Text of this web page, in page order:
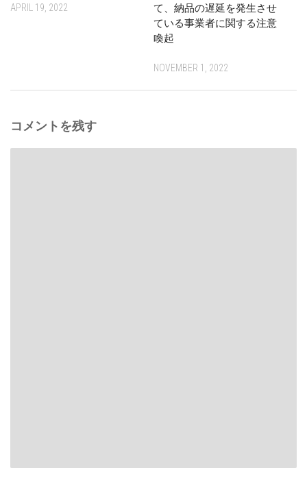
APRIL 19, 2022
て、納品の遅延を発生させ
ている事業者に関する注意
喚起
NOVEMBER 1, 2022
コメントを残す